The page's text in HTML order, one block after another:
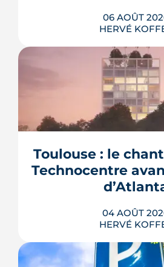
06 AOÛT
HERVÉ
La troisième et dernière
l'écoquartier
près de 1 700 logements
protégé, la cisticole des
fortement le plan
repousse un calendrier
LIRE
Toulouse : le
Technocentre
04 AOÛT
HERVÉ